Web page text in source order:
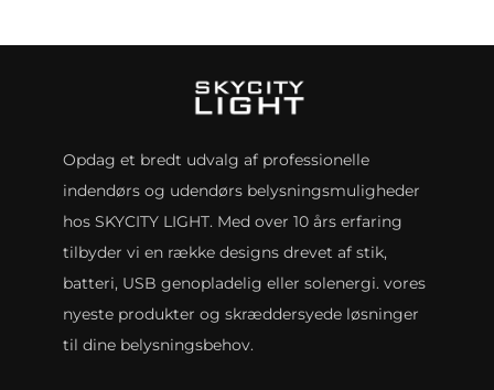
Opdag et bredt udvalg af professionelle
indendørs og udendørs belysningsmuligheder
hos SKYCITY LIGHT. Med over 10 års erfaring
tilbyder vi en række designs drevet af stik,
batteri, USB genopladelig eller solenergi. vores
nyeste produkter og skræddersyede løsninger
til dine belysningsbehov.